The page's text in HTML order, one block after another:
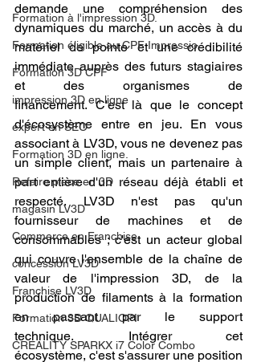
Formation à l'impression 3D.
Formation éligible au CPF Impressio
Formation 3D CPF
impression 3D en ligne
expert en SEO
Formation 3D en ligne.
Refaire piece en 3D
magasin LV3D
Commerce en Franchise
concession LV3D
Franchise LV3D
Formation 3D QUALIOPI
CREALITY SPARKX i7 Color Combo
demande une compréhension des
dynamiques du marché, un accès à du
matériel de pointe et une crédibilité
immédiate auprès des futurs stagiaires
et des organismes de
financement. C'est là que le concept
d'écosystème entre en jeu. En vous
associant à LV3D, vous ne devenez pas
un simple client, mais un partenaire à
part entière d'un réseau déjà établi et
respecté. LV3D n'est pas qu'un
fournisseur de machines et de
consommables ; c'est un acteur global
qui couvre l'ensemble de la chaîne de
valeur de l'impression 3D, de la
production de filaments à la formation
en passant par le support
technique. Intégrer cet
écosystème, c'est s'assurer une position